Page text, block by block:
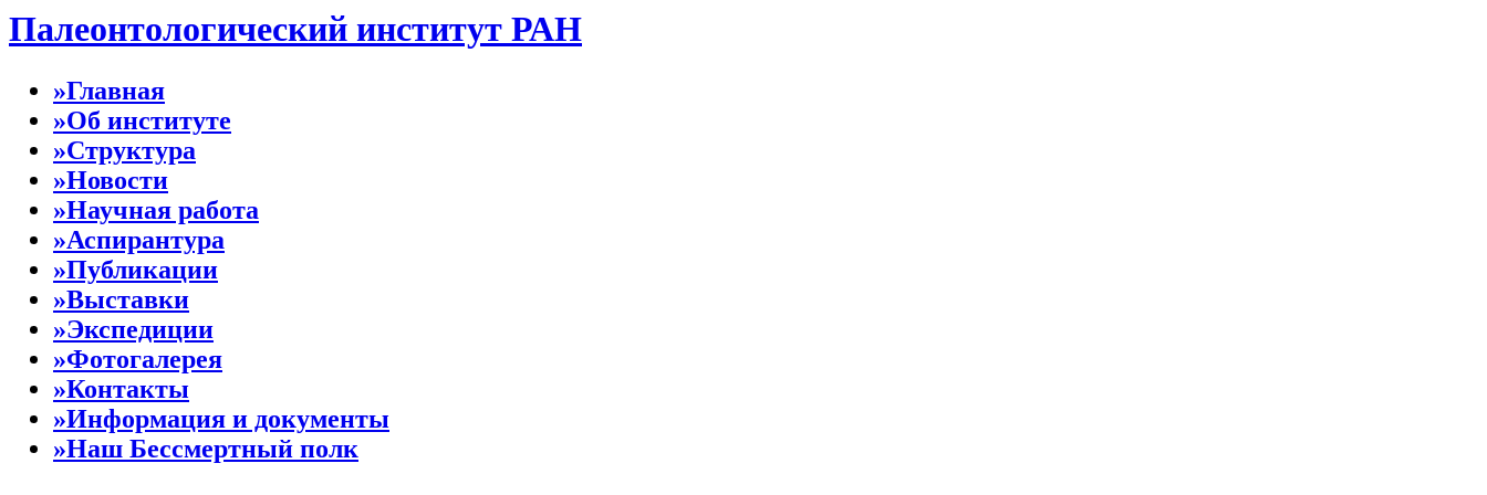
Палеонтологический институт РАН
»Главная
»Об институте
»Структура
»Новости
»Научная работа
»Аспирантура
»Публикации
»Выставки
»Экспедиции
»Фотогалерея
»Контакты
»Информация и документы
»Наш Бессмертный полк